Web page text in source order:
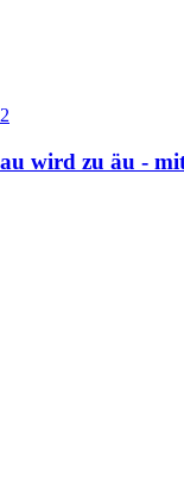
2
au wird zu äu -